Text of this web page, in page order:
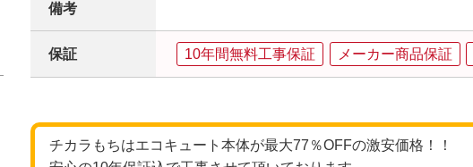
備考
保証 10年間無料工事保証 メーカー商品保証
チカラもちはエコキュート本体が最大77％OFFの激安価格！！